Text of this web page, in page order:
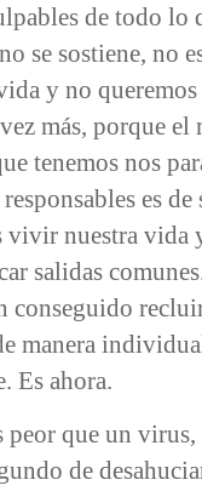
de todo lo
se sostiene, no
y no
más, porque el
tenemos nos
es de
vivir nuestra vida
salidas
conseguido
manera
Es ahora.
peor que un virus,
de